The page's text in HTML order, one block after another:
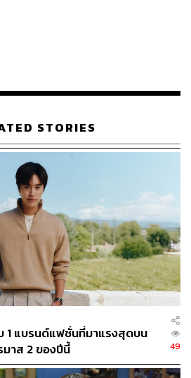
STORIES
1 แบรนด์แฟชั่นที่มาแรงสุดบน
าส 2 ของปีนี้
49